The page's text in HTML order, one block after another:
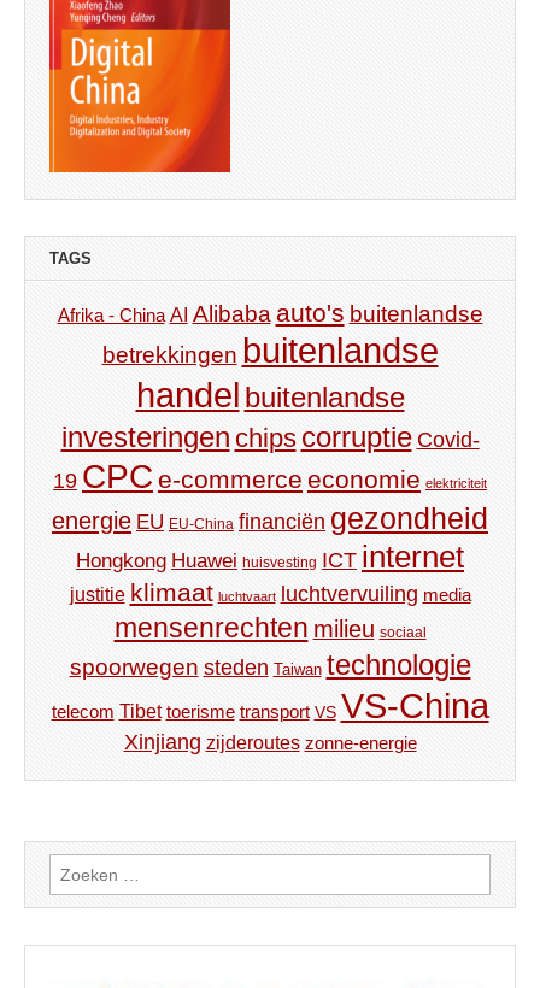
TAGS
Afrika - China AI Alibaba auto's buitenlandse
betrekkingen buitenlandse
handel buitenlandse
investeringen chips corruptie Covid-
19 CPC e-commerce economie elektriciteit
energie EU EU-China financiën gezondheid
Hongkong Huawei huisvesting ICT internet
justitie klimaat luchtvaart luchtvervuiling media
mensenrechten milieu sociaal
spoorwegen steden Taiwan technologie
telecom Tibet toerisme transport VS VS-China
Xinjiang zijderoutes zonne-energie
Zoeken
naar: